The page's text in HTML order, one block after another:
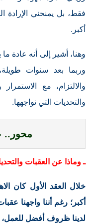
فقط، بل يمنحني الإرادة
أكبر.
وهنا، أشير إلى أنه عادة
وربما بعد سنوات
والالتزام، مع
والتحديات التي نواجهها.
محور..
ـ وماذا عن العقبات
خلال العقد الأول كان
أكبر؛ رغم أننا واجهنا
لدينا ظروف أفضل للعمل،